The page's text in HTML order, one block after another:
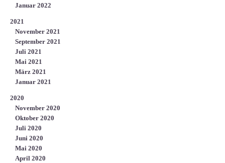
Januar 2022
2021
November 2021
September 2021
Juli 2021
Mai 2021
März 2021
Januar 2021
2020
November 2020
Oktober 2020
Juli 2020
Juni 2020
Mai 2020
April 2020